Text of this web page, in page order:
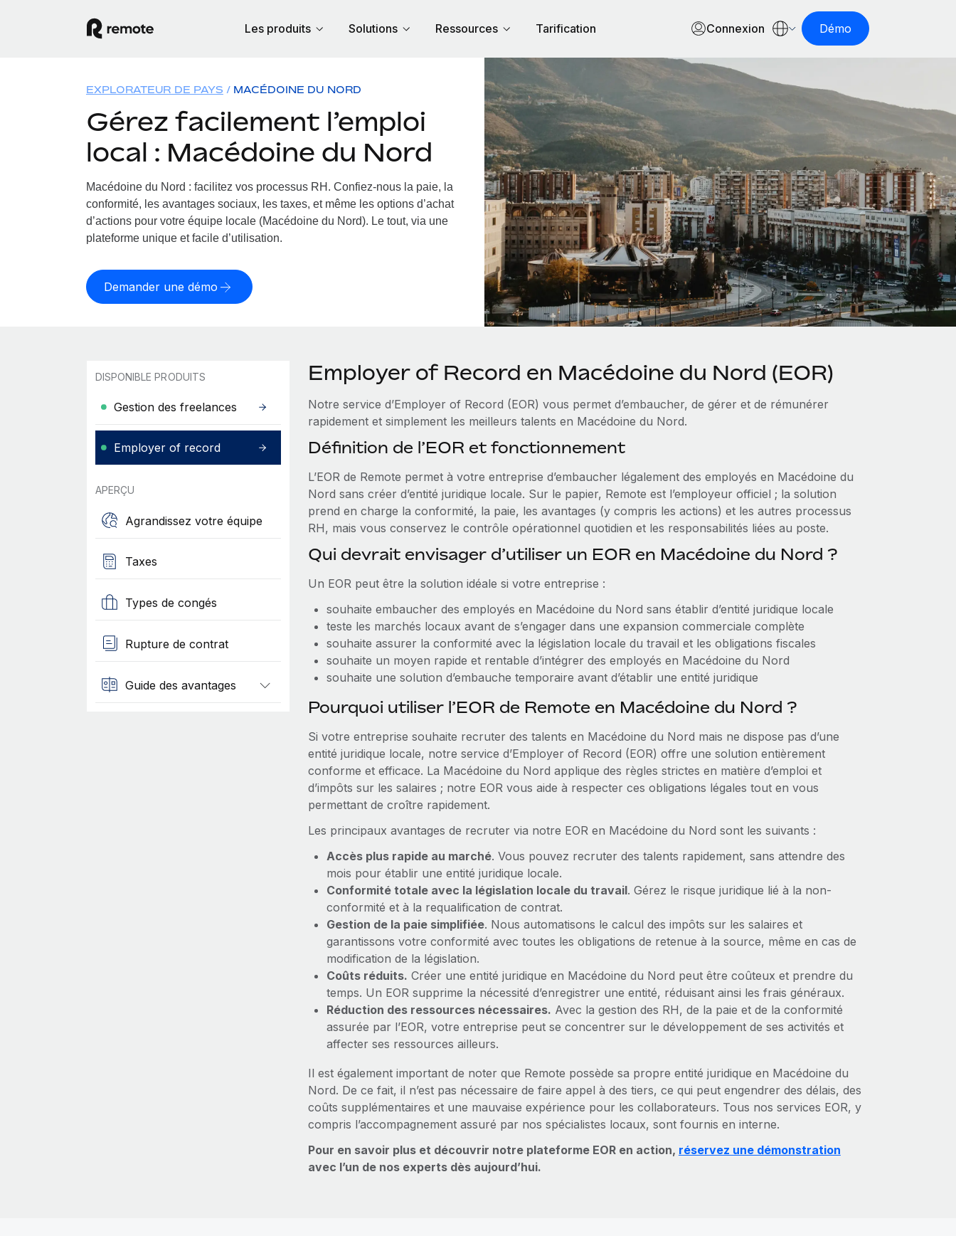
Les produits Solutions Ressources Tarification Connexion Démo
EXPLORATEUR DE PAYS MACÉDOINE DU NORD
Gérez facilement l’emploi
local : Macédoine du Nord
Macédoine du Nord : facilitez vos processus RH. Confiez-nous la paie, la
conformité, les avantages sociaux, les taxes, et même les options d’achat
d’actions pour votre équipe locale (Macédoine du Nord). Le tout, via une
plateforme unique et facile d’utilisation.
Demander une démo
DISPONIBLE PRODUITS
Gestion des freelances
Employer of record
APERÇU
Agrandissez votre équipe
Taxes
Types de congés
Rupture de contrat
Guide des avantages
Employer of Record en Macédoine du Nord (EOR)
Notre service d’Employer of Record (EOR) vous permet d’embaucher, de gérer et de rémunérer
rapidement et simplement les meilleurs talents en Macédoine du Nord.
Définition de l’EOR et fonctionnement
L’EOR de Remote permet à votre entreprise d’embaucher légalement des employés en Macédoine du
Nord sans créer d’entité juridique locale. Sur le papier, Remote est l’employeur officiel ; la solution
prend en charge la conformité, la paie, les avantages (y compris les actions) et les autres processus
RH, mais vous conservez le contrôle opérationnel quotidien et les responsabilités liées au poste.
Qui devrait envisager d’utiliser un EOR en Macédoine du Nord ?
Un EOR peut être la solution idéale si votre entreprise :
souhaite embaucher des employés en Macédoine du Nord sans établir d’entité juridique locale
teste les marchés locaux avant de s’engager dans une expansion commerciale complète
souhaite assurer la conformité avec la législation locale du travail et les obligations fiscales
souhaite un moyen rapide et rentable d’intégrer des employés en Macédoine du Nord
souhaite une solution d’embauche temporaire avant d’établir une entité juridique
Pourquoi utiliser l’EOR de Remote en Macédoine du Nord ?
Si votre entreprise souhaite recruter des talents en Macédoine du Nord mais ne dispose pas d’une
entité juridique locale, notre service d’Employer of Record (EOR) offre une solution entièrement
conforme et efficace. La Macédoine du Nord applique des règles strictes en matière d’emploi et
d’impôts sur les salaires ; notre EOR vous aide à respecter ces obligations légales tout en vous
permettant de croître rapidement.
Les principaux avantages de recruter via notre EOR en Macédoine du Nord sont les suivants :
Accès plus rapide au marché. Vous pouvez recruter des talents rapidement, sans attendre des
mois pour établir une entité juridique locale.
Conformité totale avec la législation locale du travail. Gérez le risque juridique lié à la non-
conformité et à la requalification de contrat.
Gestion de la paie simplifiée. Nous automatisons le calcul des impôts sur les salaires et
garantissons votre conformité avec toutes les obligations de retenue à la source, même en cas de
modification de la législation.
Coûts réduits. Créer une entité juridique en Macédoine du Nord peut être coûteux et prendre du
temps. Un EOR supprime la nécessité d’enregistrer une entité, réduisant ainsi les frais généraux.
Réduction des ressources nécessaires. Avec la gestion des RH, de la paie et de la conformité
assurée par l’EOR, votre entreprise peut se concentrer sur le développement de ses activités et
affecter ses ressources ailleurs.
Il est également important de noter que Remote possède sa propre entité juridique en Macédoine du
Nord. De ce fait, il n’est pas nécessaire de faire appel à des tiers, ce qui peut engendrer des délais, des
coûts supplémentaires et une mauvaise expérience pour les collaborateurs. Tous nos services EOR, y
compris l’accompagnement assuré par nos spécialistes locaux, sont fournis en interne.
Pour en savoir plus et découvrir notre plateforme EOR en action, réservez une démonstration
avec l’un de nos experts dès aujourd’hui.